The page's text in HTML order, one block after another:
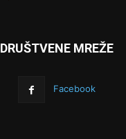
DRUŠTVENE MREŽE
Facebook